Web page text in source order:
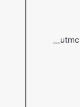
__utmc